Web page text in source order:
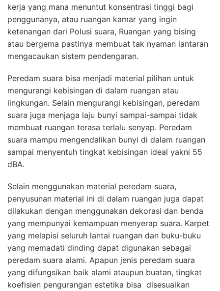
kerja yang mana menuntut konsentrasi tinggi bagi
penggunanya, atau ruangan kamar yang ingin
ketenangan dari Polusi suara, Ruangan yang bising
atau bergema pastinya membuat tak nyaman lantaran
mengacaukan sistem pendengaran.
Peredam suara bisa menjadi material pilihan untuk
mengurangi kebisingan di dalam ruangan atau
lingkungan. Selain mengurangi kebisingan, peredam
suara juga menjaga laju bunyi sampai-sampai tidak
membuat ruangan terasa terlalu senyap. Peredam
suara mampu mengendalikan bunyi di dalam ruangan
sampai menyentuh tingkat kebisingan ideal yakni 55
dBA.
Selain menggunakan material peredam suara,
penyusunan material ini di dalam ruangan juga dapat
dilakukan dengan menggunakan dekorasi dan benda
yang mempunyai kemampuan menyerap suara. Karpet
yang melapisi seluruh lantai ruangan dan buku-buku
yang memadati dinding dapat digunakan sebagai
peredam suara alami. Apapun jenis peredam suara
yang difungsikan baik alami ataupun buatan, tingkat
koefisien pengurangan estetika bisa disesuaikan